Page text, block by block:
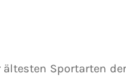
Sportarten